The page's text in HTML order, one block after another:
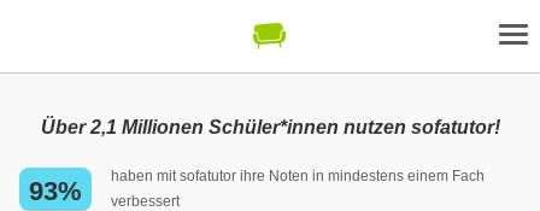
Über 2,1 Millionen Schüler*innen nutzen sofatutor!
93%
haben mit sofatutor ihre Noten in mindestens einem Fach
verbessert